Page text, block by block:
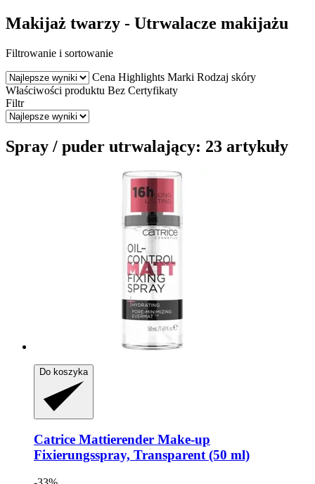
Makijaż twarzy - Utrwalacze makijażu
Filtrowanie i sortowanie
Cena Highlights Marki Rodzaj skóry
Właściwości produktu Bez Certyfikaty
Filtr
Spray / puder utrwalający: 23 artykuły
Do koszyka
Catrice Mattierender Make-​up
Fixierungsspray, Transparent (50 ml)